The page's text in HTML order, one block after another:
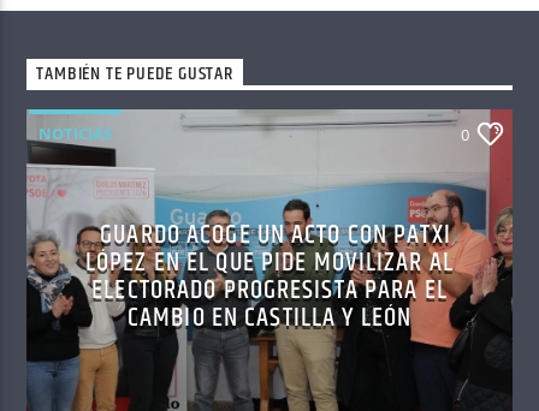
TAMBIÉN TE PUEDE GUSTAR
NOTICIAS 0
GUARDO ACOGE UN ACTO CON PATXI
LÓPEZ EN EL QUE PIDE MOVILIZAR AL
ELECTORADO PROGRESISTA PARA EL
CAMBIO EN CASTILLA Y LEÓN